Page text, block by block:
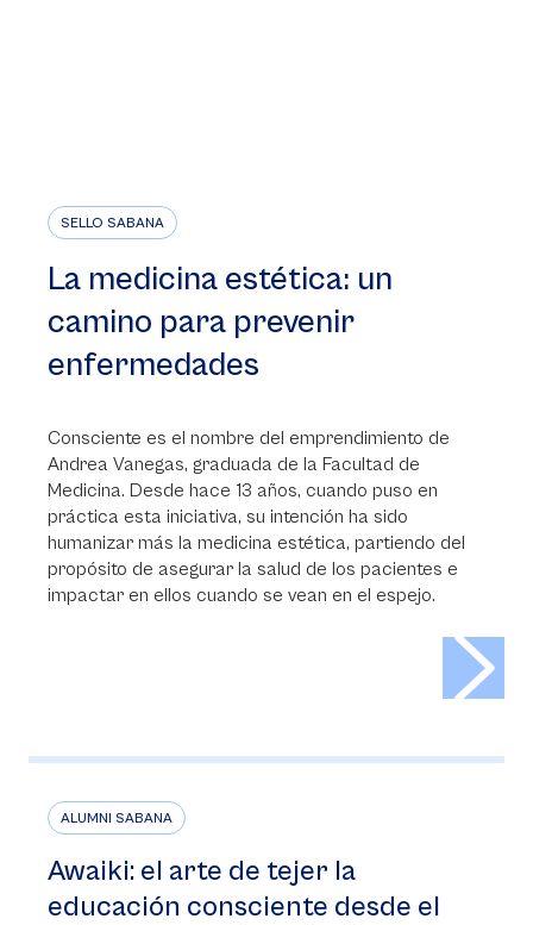
SELLO SABANA
La medicina estética: un
camino para prevenir
enfermedades
Consciente es el nombre del emprendimiento de
Andrea Vanegas, graduada de la Facultad de
Medicina. Desde hace 13 años, cuando puso en
práctica esta iniciativa, su intención ha sido
humanizar más la medicina estética, partiendo del
propósito de asegurar la salud de los pacientes e
impactar en ellos cuando se vean en el espejo.
ALUMNI SABANA
Awaiki: el arte de tejer la
educación consciente desde el